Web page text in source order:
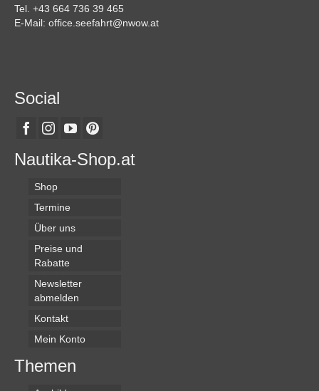
Tel. +43 664 736 39 465
E-Mail: office.seefahrt@nwow.at
Social
Nautika-Shop.at
Shop
Termine
Über uns
Preise und
Rabatte
Newsletter
abmelden
Kontakt
Mein Konto
Themen